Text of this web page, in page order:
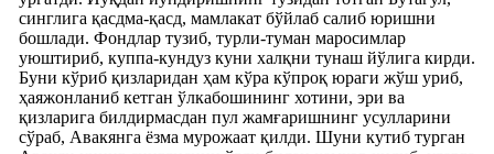
синглига қасдма-қасд, мамлакат бўйлаб салиб юришни
бошлади. Фондлар тузиб, турли-туман маросимлар
уюштириб, куппа-кундуз куни халқни тунаш йўлига кирди.
Буни кўриб қизларидан ҳам кўра кўпроқ юраги жўш уриб,
ҳаяжонланиб кетган ўлкабошининг хотини, эри ва
қизларига билдирмасдан пул жамғаришнинг усулларини
сўраб, Авакянга ёзма мурожаат қилди. Шуни кутиб турган